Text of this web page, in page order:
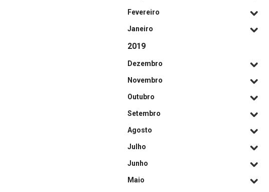
Fevereiro
Janeiro
2019
Dezembro
Novembro
Outubro
Setembro
Agosto
Julho
Junho
Maio